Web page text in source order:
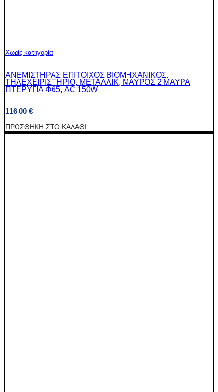
Χωρίς κατηγορία
ΑΝΕΜΙΣΤΗΡΑΣ ΕΠΙΤΟΙΧΟΣ ΒΙΟΜΗΧΑΝΙΚΟΣ,
ΤΗΛΕΧΕΙΡΙΣΤΗΡΙΟ, ΜΕΤΑΛΛΙΚ, ΜΑΥΡΟΣ 2 ΜΑΥΡΑ
ΠΤΕΡΥΓΙΑ Φ65, AC 150W
116,00 €
ΠΡΟΣΘΉΚΗ ΣΤΟ ΚΑΛΆΘΙ